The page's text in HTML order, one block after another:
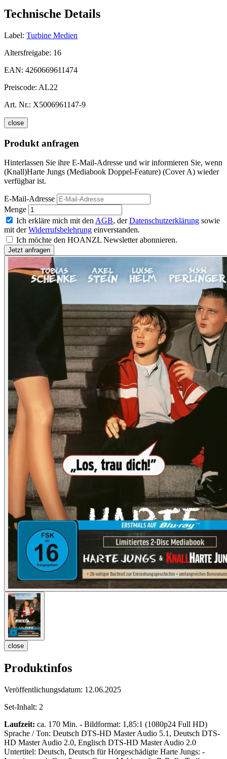
Technische Details
Label: Turbine Medien
Altersfreigabe: 16
EAN: 4260669611474
Preiscode: AL22
Art. Nr.: X5006961147-9
close
Produkt anfragen
Hinterlassen Sie ihre E-Mail-Adresse und wir informieren Sie, wenn
(Knall)Harte Jungs (Mediabook Doppel-Feature) (Cover A) wieder
verfügbar ist.
E-Mail-Adresse
Menge
Ich erkläre mich mit den AGB, derDatenschutzerklärung sowie
mit derWiderrufsbelehrung einverstanden.
Ich möchte den HOANZL Newsletter abonnieren.
close
Produktinfos
Veröffentlichungsdatum: 12.06.2025
Set-Inhalt: 2
Laufzeit: ca. 170 Min. - Bildformat: 1,85:1 (1080p24 Full HD)
Sprache / Ton: Deutsch DTS-HD Master Audio 5.1, Deutsch DTS-
HD Master Audio 2.0, Englisch DTS-HD Master Audio 2.0
Untertitel: Deutsch, Deutsch für Hörgeschädigte Harte Jungs: -